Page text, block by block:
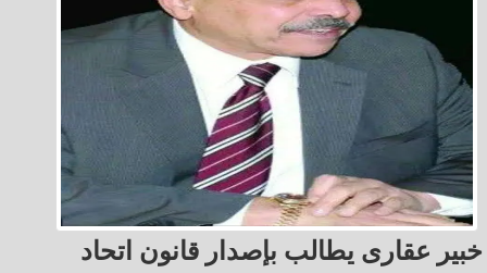
خبير عقارى يطالب بإصدار قانون اتحاد